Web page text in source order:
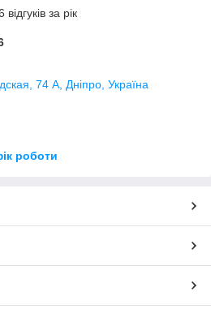
за рік
74 А, Дніпро, Україна
роботи